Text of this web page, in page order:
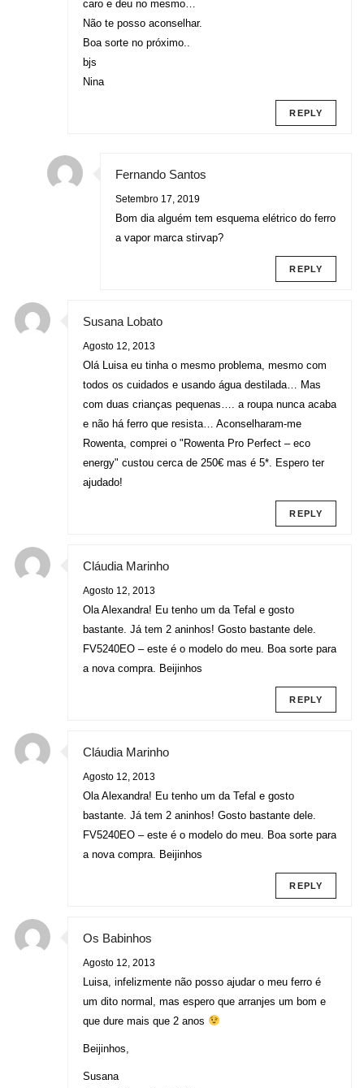
caro e deu no mesmo…
Não te posso aconselhar.
Boa sorte no próximo..
bjs
Nina
REPLY
Fernando Santos
Setembro 17, 2019
Bom dia alguém tem esquema elétrico do ferro
a vapor marca stirvap?
REPLY
Susana Lobato
Agosto 12, 2013
Olá Luisa eu tinha o mesmo problema, mesmo com
todos os cuidados e usando água destilada… Mas
com duas crianças pequenas…. a roupa nunca acaba
e não há ferro que resista… Aconselharam-me
Rowenta, comprei o "Rowenta Pro Perfect – eco
energy" custou cerca de 250€ mas é 5*. Espero ter
ajudado!
REPLY
Cláudia Marinho
Agosto 12, 2013
Ola Alexandra! Eu tenho um da Tefal e gosto
bastante. Já tem 2 aninhos! Gosto bastante dele.
FV5240EO – este é o modelo do meu. Boa sorte para
a nova compra. Beijinhos
REPLY
Cláudia Marinho
Agosto 12, 2013
Ola Alexandra! Eu tenho um da Tefal e gosto
bastante. Já tem 2 aninhos! Gosto bastante dele.
FV5240EO – este é o modelo do meu. Boa sorte para
a nova compra. Beijinhos
REPLY
Os Babinhos
Agosto 12, 2013
Luisa, infelizmente não posso ajudar o meu ferro é
um dito normal, mas espero que arranjes um bom e
que dure mais que 2 anos
Beijinhos,
Susana